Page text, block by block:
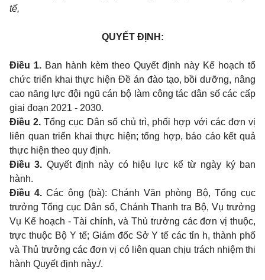
tế,
QUYẾT ĐỊNH:
Điều 1. Ban hành kèm theo Quyết định này Kế hoạch tổ
chức triển khai thực hiện Đề án đào tạo, bồi dưỡng, nâng
cao năng lực đội ngũ cán bộ làm công tác dân số các cấp
giai đoạn 2021 - 2030.
Điều 2.Tổng cục Dân số chủ trì, phối hợp với các đơn vị
liên quan triển khai thực hiện; tổng hợp, báo cáo kết quả
thực hiện theo quy định.
Điều 3. Quyết định này có hiệu lực kể từ ngày ký ban
hành.
Điều 4.Các ông (bà): Chánh Văn phòng Bộ, Tổng cục
trưởng Tổng cục Dân số, Chánh Thanh tra Bộ, Vụ trưởng
Vụ Kế hoạch - Tài chính, và Thủ trưởng các đơn vị thuộc,
trực thuộc Bộ Y tế; Giám đốc Sở Y tế các tỉn h, thành phố
và Thủ trưởng các đơn vị có liên quan chịu trách nhiệm thi
hành Quyết định này./.